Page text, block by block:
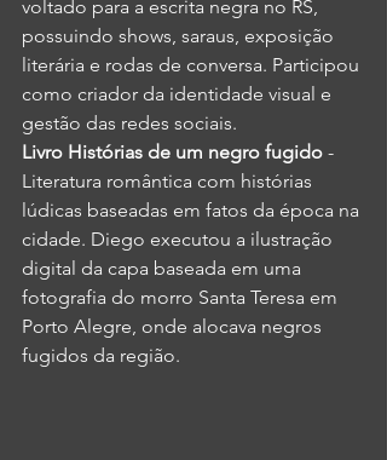
voltado para a escrita negra no RS,
possuindo shows, saraus, exposição
literária e rodas de conversa. Participou
como criador da identidade visual e
gestão das redes sociais.
Livro Histórias de um negro fugido -
Literatura romântica com histórias
lúdicas baseadas em fatos da época na
cidade. Diego executou a ilustração
digital da capa baseada em uma
fotografia do morro Santa Teresa em
Porto Alegre, onde alocava negros
fugidos da região.